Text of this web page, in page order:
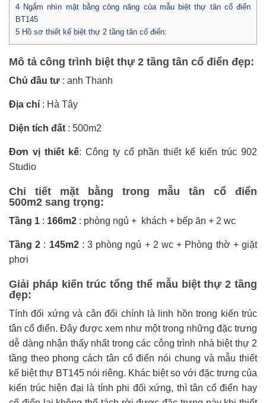
4 Ngắm nhìn mặt bằng công năng của mẫu biệt thự tân cổ điển
BT145
5 Hồ sơ thiết kế biệt thự 2 tầng tân cổ điển:
Mô tả công trình biệt thự 2 tầng tân cổ điển đẹp:
Chủ đầu tư : anh Thanh
Địa chỉ : Hà Tây
Diện tích đất : 500m2
Đơn vị thiết kế: Công ty cổ phần thiết kế kiến trúc 902
Studio
Chi tiết mặt bằng trong mẫu tân cổ điển
500m2 sang trọng:
Tầng 1 : 166m2 : phòng ngủ + khách + bếp ăn + 2 wc
Tầng 2 : 145m2: 3 phòng ngủ + 2 wc + Phòng thờ + giặt
phơi
Giải pháp kiến trúc tổng thể mẫu biệt thự 2 tầng
đẹp:
Tính đối xứng và cân đối chính là linh hồn trong kiến trúc
tân cổ điển. Đây được xem như một trong những đặc trưng
dễ dàng nhận thấy nhất trong các công trình nhà biệt thự 2
tầng theo phong cách tân cổ điển nói chung và mẫu thiết
kế biệt thự BT145 nói riêng. Khác biệt so với đặc trưng của
kiến trúc hiện đại là tính phi đối xứng, thì tân cổ điển hay